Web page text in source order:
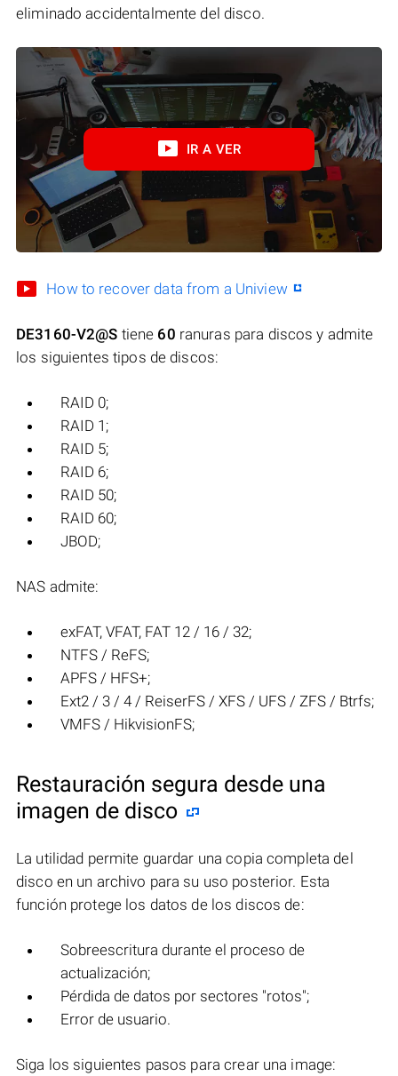
eliminado accidentalmente del disco.
IR A VER
How to recover data from a Uniview
DE3160-V2@S tiene 60 ranuras para discos y admite
los siguientes tipos de discos:
RAID 0;
RAID 1;
RAID 5;
RAID 6;
RAID 50;
RAID 60;
JBOD;
NAS admite:
exFAT, VFAT, FAT 12 / 16 / 32;
NTFS / ReFS;
APFS / HFS+;
Ext2 / 3 / 4 / ReiserFS / XFS / UFS / ZFS / Btrfs;
VMFS / HikvisionFS;
Restauración segura desde una
imagen de disco
La utilidad permite guardar una copia completa del
disco en un archivo para su uso posterior. Esta
función protege los datos de los discos de:
Sobreescritura durante el proceso de
actualización;
Pérdida de datos por sectores "rotos";
Error de usuario.
Siga los siguientes pasos para crear una image: